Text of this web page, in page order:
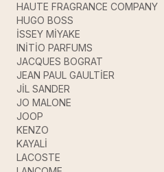
HAUTE FRAGRANCE COMPANY
HUGO BOSS
İSSEY MİYAKE
INİTİO PARFUMS
JACQUES BOGRAT
JEAN PAUL GAULTİER
JİL SANDER
JO MALONE
JOOP
KENZO
KAYALİ
LACOSTE